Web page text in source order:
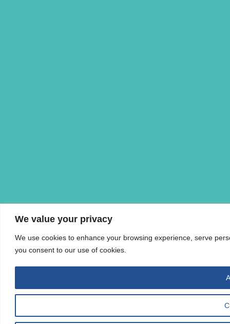
We value your privacy
We use cookies to enhance your browsing experience, serve
you consent to our use of cookies.